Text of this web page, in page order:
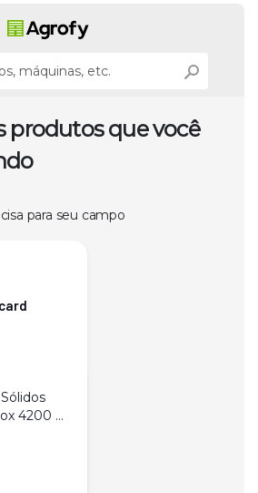
produtos que você
para seu campo
4200